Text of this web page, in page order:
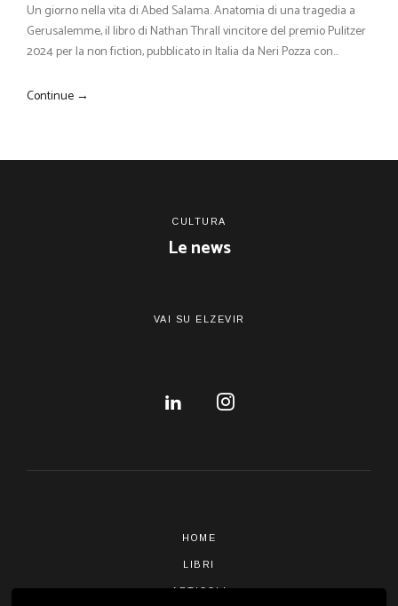
Un giorno nella vita di Abed Salama. Anatomia di una tragedia a
Gerusalemme, il libro di Nathan Thrall vincitore del premio Pulitzer
2024 per la non fiction, pubblicato in Italia da Neri Pozza con…
Continue →
CULTURA
Le news
VAI SU ELZEVIR
HOME
LIBRI
ARTICOLI